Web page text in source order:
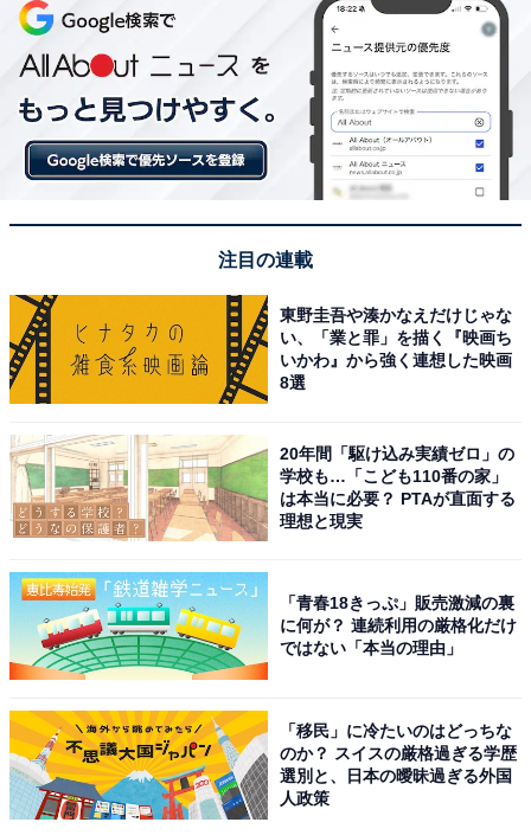
「ブランシェット南紀白浜」は上質な魚ベルジュ
と全室温泉付きヴィラが魅力
ブランシェット南紀白浜（画像：「ブランシェット南紀白浜」公式Webサ
「ブランシェット南紀白浜」は、白良浜を望む地に佇む
「魚ベルジュ（ウォーベルジュ）」スタイルのリゾート
ホテルです。全71棟の独立した客室ヴィラには、日本三
注目の連載
東野圭吾や湊かなえだけじゃな
い、「業と罪」を描く『映画ち
いかわ』から強く連想した映画
8選
20年間「駆け込み実績ゼロ」の
学校も…「こども110番の家」
は本当に必要？ PTAが直面する
理想と現実
「青春18きっぷ」販売激減の裏
に何が？ 連続利用の厳格化だけ
ではない「本当の理由」
「移民」に冷たいのはどっちな
のか？ スイスの厳格過ぎる学歴
選別と、日本の曖昧過ぎる外国
人政策